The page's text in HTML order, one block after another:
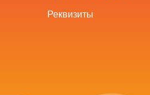
Реквизиты